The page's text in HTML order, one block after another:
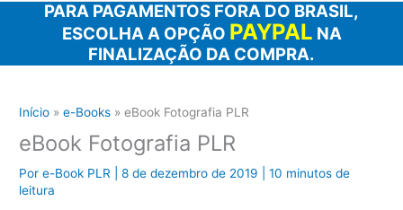
PARA PAGAMENTOS FORA DO BRASIL,
ESCOLHA A OPÇÃO PAYPAL NA
FINALIZAÇÃO DA COMPRA.
Início e-Books eBook Fotografia PLR
eBook Fotografia PLR
Pore-Book PLR |8 de dezembro de 2019 |10 minutos de
leitura